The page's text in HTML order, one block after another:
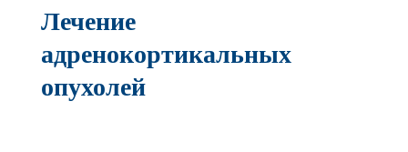
Лечение
адренокортикальных
опухолей